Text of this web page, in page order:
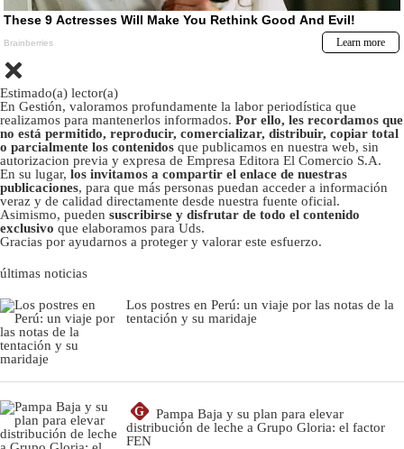
Estimado(a) lector(a)
En Gestión, valoramos profundamente la labor periodística que
realizamos para mantenerlos informados. Por ello, les recordamos que
no está permitido, reproducir, comercializar, distribuir, copiar total
o parcialmente los contenidos que publicamos en nuestra web, sin
autorizacion previa y expresa de Empresa Editora El Comercio S.A.
En su lugar, los invitamos a compartir el enlace de nuestras
publicaciones, para que más personas puedan acceder a información
veraz y de calidad directamente desde nuestra fuente oficial.
Asimismo, pueden suscribirse y disfrutar de todo el contenido
exclusivo que elaboramos para Uds.
Gracias por ayudarnos a proteger y valorar este esfuerzo.
últimas noticias
Los postres en Perú: un viaje por las notas de la
tentación y su maridaje
G
Pampa Baja y su plan para elevar
distribución de leche a Grupo Gloria: el factor
FEN